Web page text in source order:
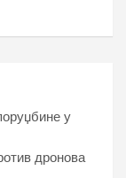
у
дронова